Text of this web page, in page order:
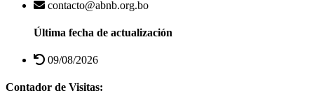
contacto@abnb.org.bo
Última fecha de actualización
09/08/2026
Contador de Visitas: